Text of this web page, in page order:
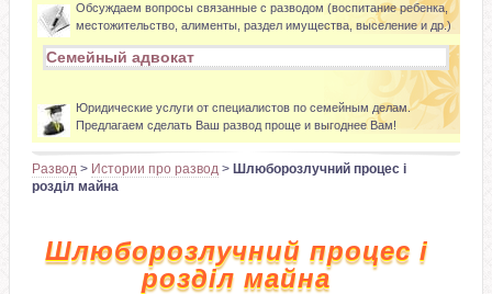
Обсуждаем вопросы связанные с разводом (воспитание ребенка,
местожительство, алименты, раздел имущества, выселение и др.)
Семейный адвокат
Юридические услуги от специалистов по семейным делам.
Предлагаем сделать Ваш развод проще и выгоднее Вам!
Развод > Истории про развод > Шлюборозлучний процес і
розділ майна
Шлюборозлучний процес і
розділ майна